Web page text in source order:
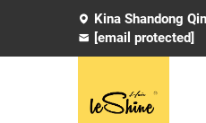
Kina Shandong
[email protected]